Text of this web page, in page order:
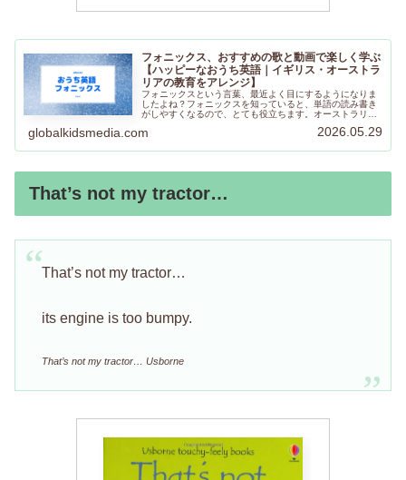
フォニックス、おすすめの歌と動画で楽しく学ぶ
【ハッピーなおうち英語｜イギリス・オーストラ
リアの教育をアレンジ】
フォニックスという言葉、最近よく目にするようになりま
したよね？フォニックスを知っていると、単語の読み書き
がしやすくなるので、とても役立ちます。オーストラリア
えている文字と音を組み合わせる方法です。
globalkidsmedia.com 2026.05.29
That’s not my tractor…
That’s not my tractor…
its engine is too bumpy.
That’s not my tractor… Usborne